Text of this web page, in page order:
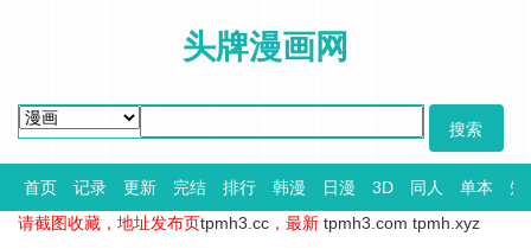
头牌漫画网
首页 记录 更新 完结 排行 韩漫 日漫 3D 同人 单本
短
请截图收藏，地址发布页tpmh3.cc ，最新 tpmh3.com tpmh.xyz